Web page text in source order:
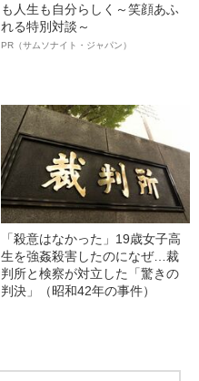
も人生も自分らしく～笑顔あふ
れる特別対談～
PR（サムソナイト・ジャパン）
「殺意はなかった」19歳女子高
生を強姦殺害したのになぜ…裁
判所と検察が対立した「驚きの
判決」（昭和42年の事件）